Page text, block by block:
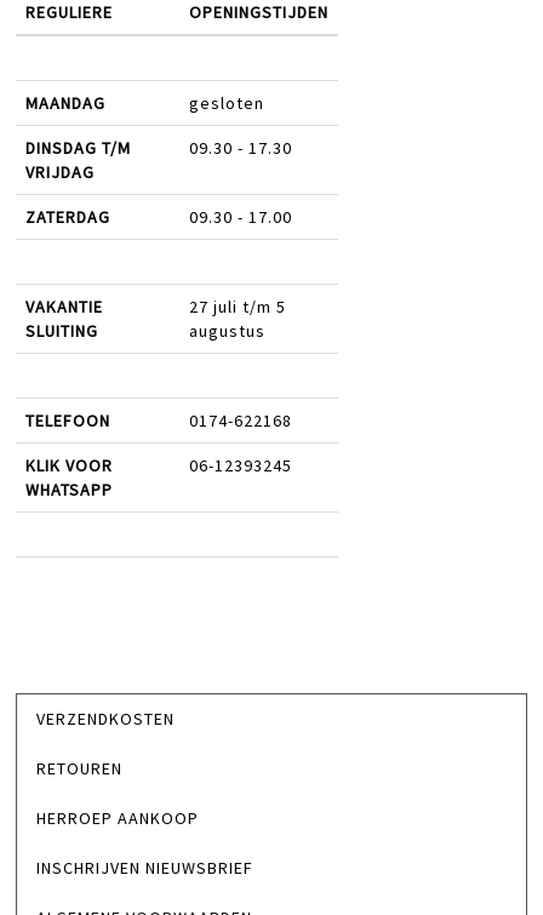
REGULIERE OPENINGSTIJDEN
MAANDAG gesloten
DINSDAG T/M
VRIJDAG
09.30 - 17.30
ZATERDAG 09.30 - 17.00
VAKANTIE
SLUITING
27 juli t/m 5
augustus
TELEFOON 0174-622168
KLIK VOOR
WHATSAPP
06-12393245
VERZENDKOSTEN
RETOUREN
HERROEP AANKOOP
INSCHRIJVEN NIEUWSBRIEF